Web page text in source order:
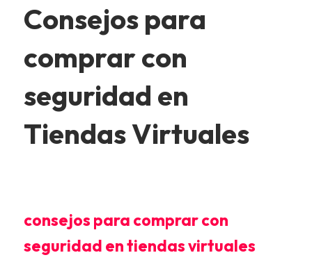
Consejos para
comprar con
seguridad en
Tiendas Virtuales
consejos para comprar con
seguridad en tiendas virtuales